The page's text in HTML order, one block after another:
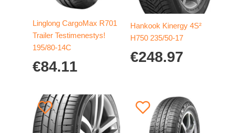
Linglong CargoMax R701
Trailer Testimenestys!
195/80-14C
€84.11
Hankook Kinergy 4S²
H750 235/50-17
€248.97